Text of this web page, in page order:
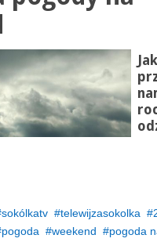
sokólkatv telewijzasokolka
pogoda weekend
pogoda